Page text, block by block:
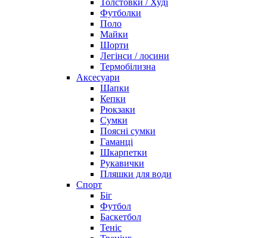
Футболки
Поло
Майки
Шорти
Легінси / лосини
Термобілизна
Аксесуари
Шапки
Кепки
Рюкзаки
Сумки
Поясні сумки
Гаманці
Шкарпетки
Рукавички
Пляшки для води
Спорт
Біг
Футбол
Баскетбол
Теніс